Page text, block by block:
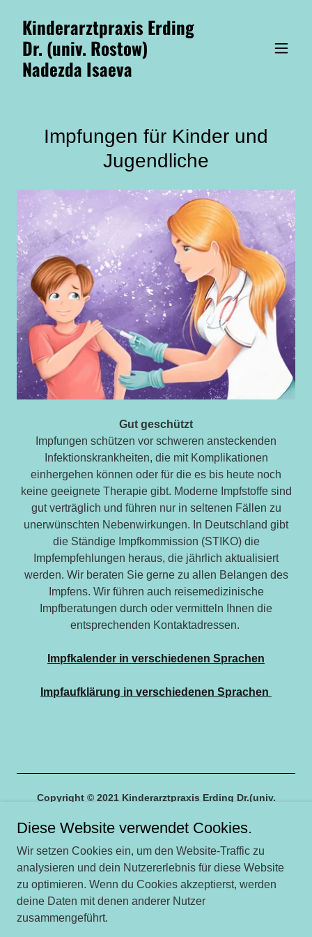
Kinderarztpraxis Erding
Dr. (univ. Rostow)
Nadezda Isaeva
Impfungen für Kinder und
Jugendliche
Gut geschützt
Impfungen schützen vor schweren ansteckenden
Infektionskrankheiten, die mit Komplikationen
einhergehen können oder für die es bis heute noch
keine geeignete Therapie gibt. Moderne Impfstoffe sind
gut verträglich und führen nur in seltenen Fällen zu
unerwünschten Nebenwirkungen. In Deutschland gibt
die Ständige Impfkommission (STIKO) die
Impfempfehlungen heraus, die jährlich aktualisiert
werden. Wir beraten Sie gerne zu allen Belangen des
Impfens. Wir führen auch reisemedizinische
Impfberatungen durch oder vermitteln Ihnen die
entsprechenden Kontaktadressen.
Impfkalender in verschiedenen Sprachen
Impfaufklärung in verschiedenen Sprachen
Copyright © 2021 Kinderarztpraxis Erding Dr.(univ.
Kinderarztpraxis
Diese Website verwendet Cookies.
Wir setzen Cookies ein, um den Website-Traffic zu
analysieren und dein Nutzererlebnis für diese Website
zu optimieren. Wenn du Cookies akzeptierst, werden
deine Daten mit denen anderer Nutzer
zusammengeführt.